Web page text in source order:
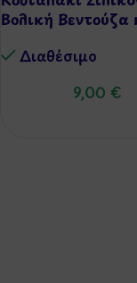
Βολική Βεντούζα
Διαθέσιμo
9,00 €